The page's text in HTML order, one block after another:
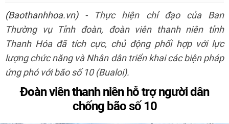
(Baothanhhoa.vn)- Thực hiện chỉ đạo của Ban
Thường vụ Tỉnh đoàn, đoàn viên thanh niên tỉnh
Thanh Hóa đã tích cực, chủ động phối hợp với lực
lượng chức năng và Nhân dân triển khai các biện pháp
ứng phó với bão số 10 (Bualoi).
Đoàn viên thanh niên hỗ trợ người dân
chống bão số 10